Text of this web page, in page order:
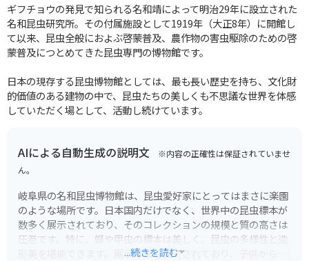
ギフチョウの発見で知られる名和靖によって明治29年に設立された
名和昆虫研究所。その付属施設として1919年（大正8年）に開館し
て以来、昆虫全般におよぶ啓蒙普及、農作物の害虫駆除のための啓
蒙普及につとめてきた昆虫専門の博物館です。
日本の現存する昆虫博物館としては、最も長い歴史を持ち、文化財
的価値のある建物の中で、昆虫たちの美しくも不思議な世界を体感
していただく場として、活動し続けています。
AIによる自動生成の説明文 ※内容の正確性は保証されていませ
ん。
岐阜県の名和昆虫博物館は、昆虫愛好家にとってはまさに楽園
のような場所です。日本国内だけでなく、世界中の昆虫標本が
数多く展示されており、そのコレクションの規模と質の高さは
圧巻です。特に、蝶や甲虫の標本は美しく、昆虫の多様性と造
形美を堪能できます。展示方法も工夫されており、子供から大
...続きを読む